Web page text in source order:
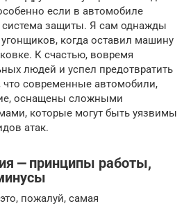
если в автомобиле
система защиты. Я сам однажды
когда оставил машину
К счастью, вовремя
людей и успел предотвратить
что современные автомобили,
оснащены сложными
которые могут быть уязвимы
атак.
⎼ принципы работы,
пожалуй, самая